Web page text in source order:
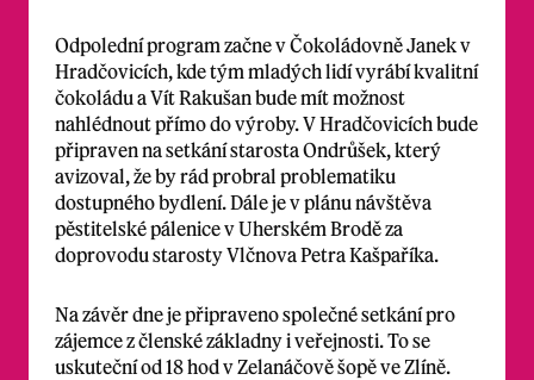
Odpolední program začne v Čokoládovně Janek v
Hradčovicích, kde tým mladých lidí vyrábí kvalitní
čokoládu a Vít Rakušan bude mít možnost
nahlédnout přímo do výroby. V Hradčovicích bude
připraven na setkání starosta Ondrůšek, který
avizoval, že by rád probral problematiku
dostupného bydlení. Dále je v plánu návštěva
pěstitelské pálenice v Uherském Brodě za
doprovodu starosty Vlčnova Petra Kašpaříka.
Na závěr dne je připraveno společné setkání pro
zájemce z členské základny i veřejnosti. To se
uskuteční od 18 hod v Zelanáčově šopě ve Zlíně.